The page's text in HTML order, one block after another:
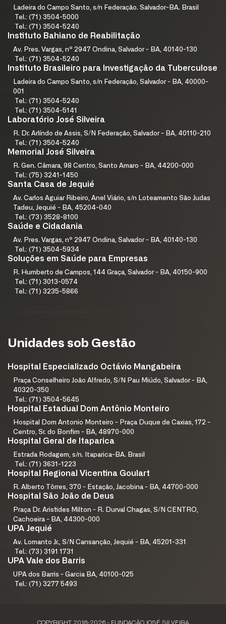
Ladeira do Campo Santo, s/n Federação. Salvador-BA. Brasil
Tel.: (71) 3504-5000
Tel.: (71) 3504-5240
Instituto Bahiano de Reabilitação
Av. Pres. Vargas, nº 2947 Ondina, Salvador - BA, 40140-130
Tel.: (71) 3504-5240
Instituto Brasileiro para Investigação da Tuberculose
Ladeira do Campo Santo, s/n Federação, Salvador - BA, 40000-
001
Tel.: (71) 3504-5240
Tel.: (71) 3504-5141
Laboratório José Silveira
R. Dr. Arlíndo de Assis, S/N Federação, Salvador - BA, 40110-210
Tel.: (71) 3504-5240
Memorial José Silveira
R. Gen. Câmara, 98 Centro, Santo Amaro - BA, 44200-000
Tel.: (75) 3241-1450
Santa Casa de Jequié
Av. Carlos Aguiar Ribeiro, Anel Viário, s/n Loteamento São Judas
Tadeu, Jequié - BA, 45204-040
Tel.: (73) 3528-8100
Saúde e Cidadania
Av. Pres. Vargas, nº 2947 Ondina, Salvador - BA, 40140-130
Tel.: (71) 3504-5934
Soluções em Saúde para Empresas
R. Humberto de Campos, 144 Graça, Salvador - BA, 40150-900
Tel.: (71) 3013-0574
Tel.: (71) 3235-5866
Unidades sob Gestão
Hospital Especializado Octávio Mangabeira
Praça Conselheiro João Alfredo, S/N Pau Miúdo, Salvador - BA,
40320-350
Tel.: (71) 3504-5645
Hospital Estadual Dom Antônio Monteiro
Hospital Dom Antonio Monteiro - Praça Duque de Caxias, 172 -
Centro, Sr. do Bonfim - BA, 48970-000
Hospital Geral de Itaparica
Estrada Rodagem, s/n. Itaparica-BA. Brasil
Tel.: (71) 3631-1223
Hospital Regional Vicentina Goulart
R. Alberto Tôrres, 370 - Estação, Jacobina - BA, 44700-000
Hospital São João de Deus
Praça Dr. Aristides Milton - R. Durval Chagas, S/N CENTRO,
Cachoeira - BA, 44300-000
UPA Jequié
Av. Lomanto Jr., S/N Cansanção, Jequié - BA, 45201-331
Tel.: (73) 3191 1731
UPA Vale dos Barris
UPA dos Barris - Garcia BA, 40100-025
Tel.: (71) 3277 5493
COPYRIGHT 2018-2026 - FUNDAÇÃO JOSÉ SILVEIRA